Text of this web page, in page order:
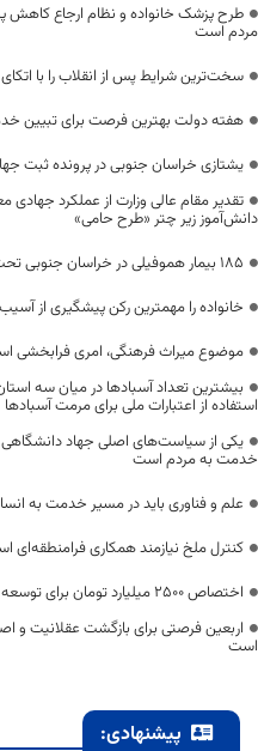
طرح پزشک خانواده و نظام ارجاع کاهش
مردم است
سخت‌ترین شرایط پس از انقلاب را با
هفته دولت بهترین فرصت برای تبیین
یشتازی خراسان جنوبی در پرونده ثبت
دانش‌آموز زیر چتر «طرح حامی»
۱۸۵ بیمار هموفیلی در خراسان جنوبی تحت پوشش خدمات بیمه سلامت قرار دارند
خانواده را مهمترین رکن پیشگیری از
موضوع میراث فرهنگی، امری فرابخشی
بیشترین تعداد آسبادها در میان سه
استفاده از اعتبارات ملی برای مرمت آسبادها
یکی از سیاست‌های اصلی جهاد
خدمت به مردم است
علم و فناوری باید در مسیر خدمت به
کنترل ملخ نیازمند همکاری فرامنطقه‌ای
اختصاص 2500 میلیارد تومان برای توسعه راه‌های دوبانده خراسان جنوبی
اربعین فرصتی برای بازگشت عقلانیت
است
پیشنهادی: